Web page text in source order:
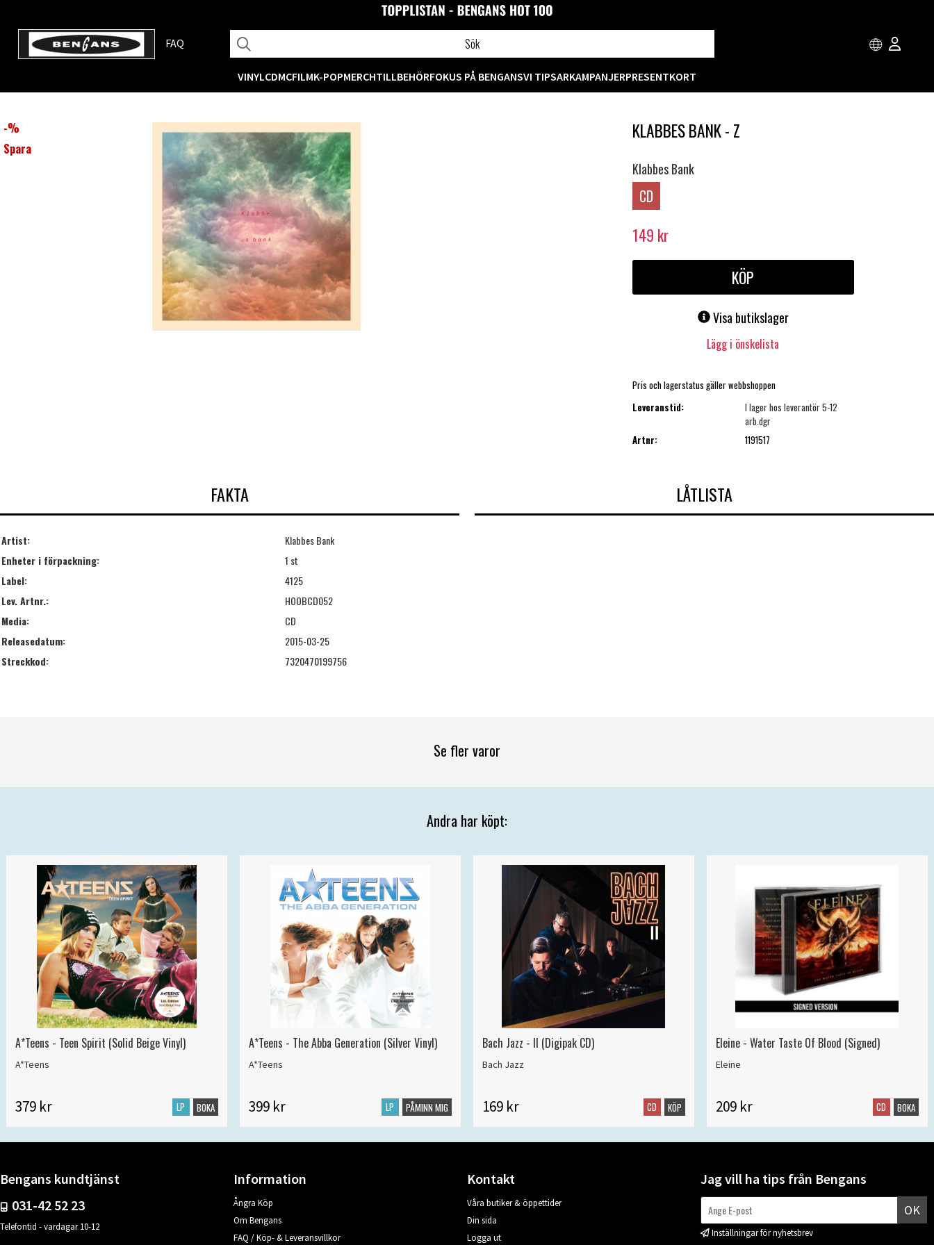
FAQ
VINYLCDMCFILMK-POPMERCHTILLBEHÖRFOKUS PÅ BENGANSVI TIPSARKAMPANJERPRESENTKORT
-%
Spara
KLABBES BANK - Z
Klabbes Bank
CD
149 kr
KÖP
Visa butikslager
Lägg i önskelista
Pris och lagerstatus gäller webbshoppen
Leveranstid:
I lager hos leverantör 5-12
arb.dgr
Artnr:
1191517
FAKTA
Artist:
Klabbes Bank
Enheter i förpackning:
1 st
Label:
4125
Lev. Artnr.:
HOOBCD052
Media:
CD
Releasedatum:
2015-03-25
Streckkod:
7320470199756
LÅTLISTA
Se fler varor
Andra har köpt:
A*Teens - Teen Spirit (Solid Beige Vinyl)
A*Teens
379 kr LP BOKA
A*Teens - The Abba Generation (Silver Vinyl)
A*Teens
399 kr LP PÅMINN MIG
Bach Jazz - II (Digipak CD)
Bach Jazz
169 kr CD KÖP
Eleine - Water Taste Of Blood (Signed)
Eleine
209 kr CD BOKA
Bengans kundtjänst
031-42 52 23
Telefontid - vardagar 10-12
Information
Ångra Köp
Om Bengans
FAQ / Köp- & Leveransvillkor
Kontakt
Våra butiker & öppettider
Din sida
Logga ut
Jag vill ha tips från Bengans
OK
Inställningar för nyhetsbrev